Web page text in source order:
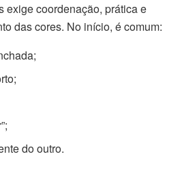
exige coordenação, prática e
das cores. No início, é comum:
do outro.